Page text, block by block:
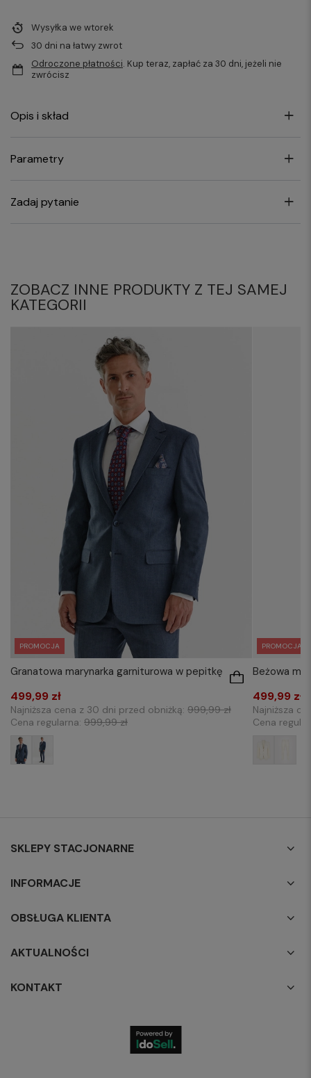
Wysyłka we wtorek
30 dni na łatwy zwrot
Odroczone płatności. Kup teraz, zapłać za 30 dni, jeżeli nie
zwrócisz
Opis i skład
Parametry
Zadaj pytanie
ZOBACZ INNE PRODUKTY Z TEJ SAMEJ
KATEGORII
PROMOCJA
Granatowa marynarka garniturowa w pepitkę
499,99 zł
Najniższa cena z 30 dni przed obniżką: 999,99 zł
Cena regularna: 999,99 zł
PROMOCJA
Beżowa
499,99 zł
Najniższa
Cena
SKLEPY STACJONARNE
INFORMACJE
OBSŁUGA KLIENTA
AKTUALNOŚCI
KONTAKT